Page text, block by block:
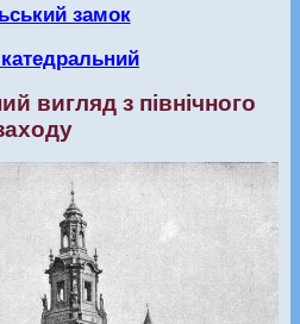
замок
вигляд з північного